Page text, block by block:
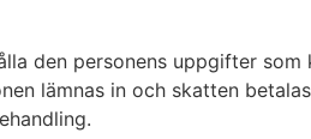
den personens uppgifter
lämnas in och skatten